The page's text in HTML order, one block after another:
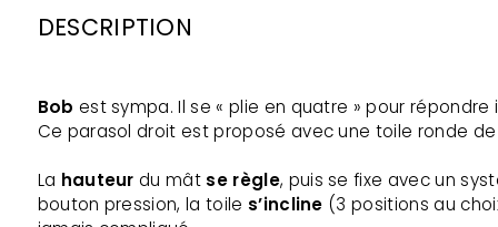
DESCRIPTION
Bob est sympa. Il se « plie en quatre » pour
Ce parasol droit est proposé avec une toile ronde
La hauteur du mâtse règle, puis se fixe avec un
bouton pression, la toile s’incline (3 positions au